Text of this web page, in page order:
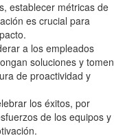
establecer métricas de
es crucial para
a los empleados
soluciones y tomen
de proactividad y
los éxitos, por
de los equipos y